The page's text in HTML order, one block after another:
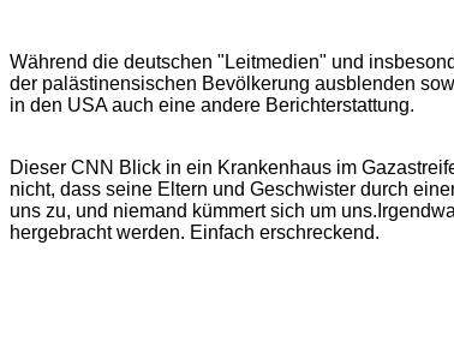
Während die deutschen "Leitmedien" und
der palästinensischen Bevölkerung ausblenden
in den USA auch eine andere Berichterstattung.
Dieser CNN Blick in ein Krankenhaus im
nicht, dass seine Eltern und Geschwister durch
uns zu, und niemand kümmert sich um
hergebracht werden. Einfach erschreckend.